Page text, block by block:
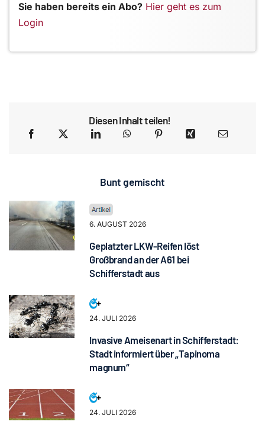
Sie haben bereits ein Abo? Hier geht es zum
Login
Diesen Inhalt teilen!
Bunt gemischt
6. AUGUST 2026
Geplatzter LKW-Reifen löst
Großbrand an der A61 bei
Schifferstadt aus
24. JULI 2026
Invasive Ameisenart in Schifferstadt:
Stadt informiert über „Tapinoma
magnum“
24. JULI 2026